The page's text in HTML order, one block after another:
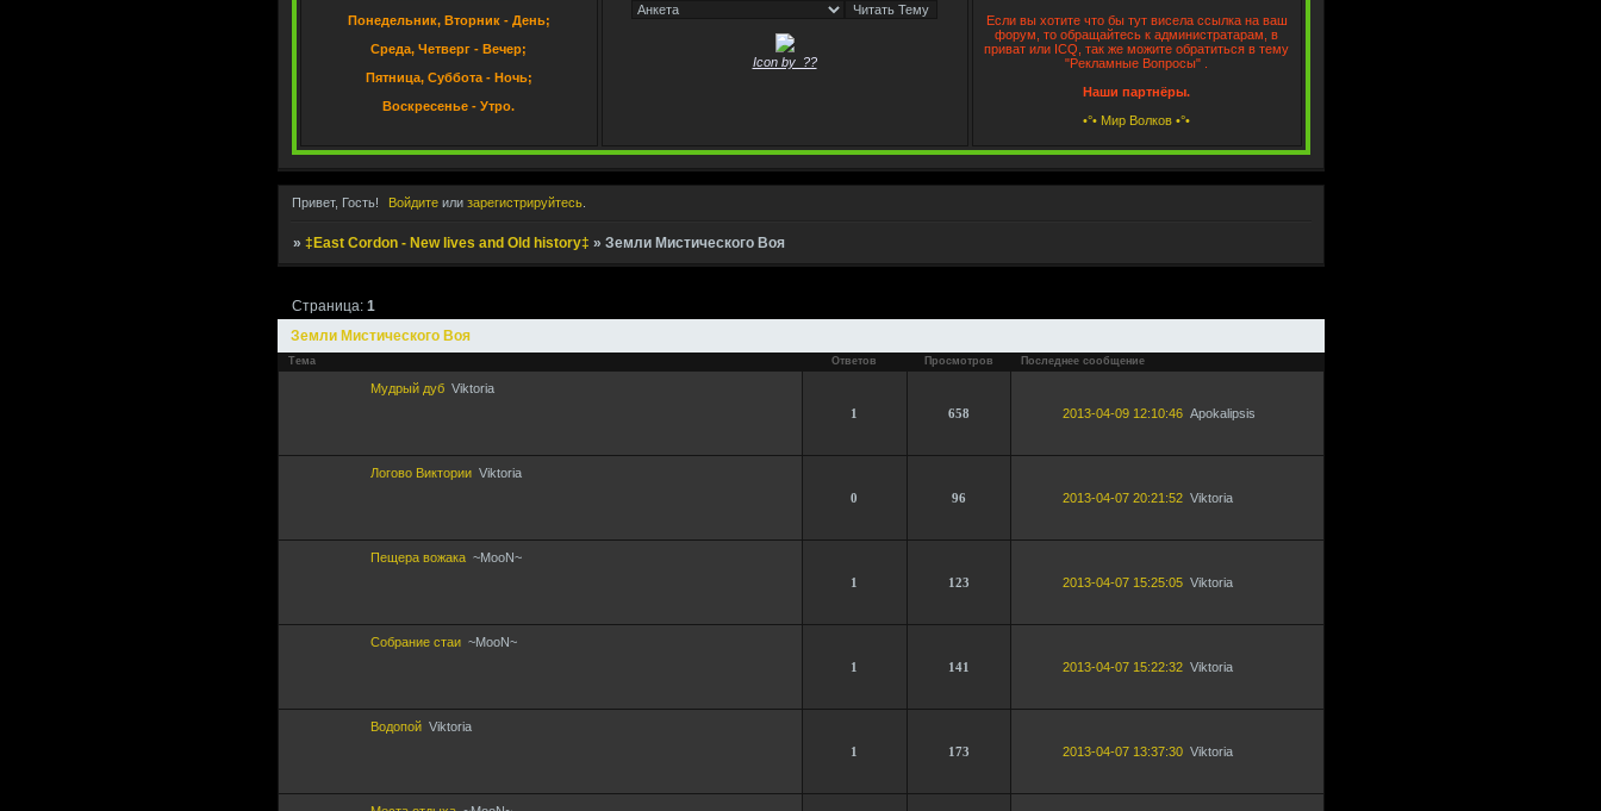
Понедельник, Вторник - День;
Среда, Четверг - Вечер;
Пятница, Суббота - Ночь;
Воскресенье - Утро.
Icon by_??
Если вы хотите что бы тут висела ссылка на ваш
форум, то обращайтесь к администратарам, в
приват или ICQ, так же можите обратиться в тему
"Рекламные Вопросы" .
Наши партнёры.
•°• Мир Волков •°•
Привет, Гость! Войдите или зарегистрируйтесь
» ‡East Cordon - New lives and Old history‡ » Земли Мистического Воя
Земли Мистического Воя
Страница: 1
Тема Ответов Просмотров Последнее сообщение
Мудрый дуб Viktoria
1
658 2013-04-09 12:10:46 Apokalipsis
Логово Виктории Viktoria
0
96 2013-04-07 20:21:52 Viktoria
Пещера вожака ~MooN~
1
123 2013-04-07 15:25:05 Viktoria
Собрание стаи ~MooN~
1
141 2013-04-07 15:22:32 Viktoria
Водопой Viktoria
1
173 2013-04-07 13:37:30 Viktoria